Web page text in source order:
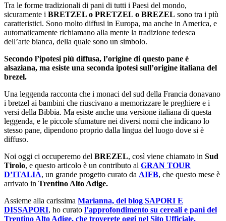
Tra le forme tradizionali di pani di tutti i Paesi del mondo,
sicuramente i BRETZEL o PRETZEL o BREZEL sono tra i più
caratteristici. Sono molto diffusi in Europa, ma anche in America, e
automaticamente richiamano alla mente la tradizione tedesca
dell’arte bianca, della quale sono un simbolo.
Secondo l’ipotesi più diffusa, l’origine di questo pane è
alsaziana, ma esiste una seconda ipotesi sull’origine italiana del
brezel.
Una leggenda racconta che i monaci del sud della Francia donavano
i bretzel ai bambini che riuscivano a memorizzare le preghiere e i
versi della Bibbia. Ma esiste anche una versione italiana di questa
leggenda, e le piccole sfumature nei diversi nomi che indicano lo
stesso pane, dipendono proprio dalla lingua del luogo dove si è
diffuso.
Noi oggi ci occuperemo del BREZEL, così viene chiamato in Sud
Tirolo, e questo articolo è un contributo al GRAN TOUR
D’ITALIA, un grande progetto curato da AIFB, che questo mese è
arrivato in Trentino Alto Adige.
Assieme alla carissima Marianna, del blog SAPORI E
DISSAPORI, ho curato l’approfondimento su cereali e pani del
Trentino Alto Adige, che troverete oggi nel Sito Ufficiale.